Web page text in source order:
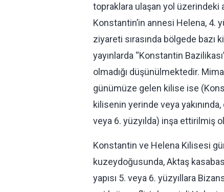
topraklara ulaşan yol üzerindeki
Konstantin’in annesi Helena, 4.
ziyareti sırasında bölgede
yayınlarda “Konstantin
olmadığı düşünülmektedir.
günümüze gelen kilise ise
kilisenin yerinde veya
veya 6. yüzyılda) inşa ettirilmiş
Konstantin ve Helena Kilisesi
kuzeydoğusunda, Aktaş
yapısı 5. veya 6. yüzyıllara